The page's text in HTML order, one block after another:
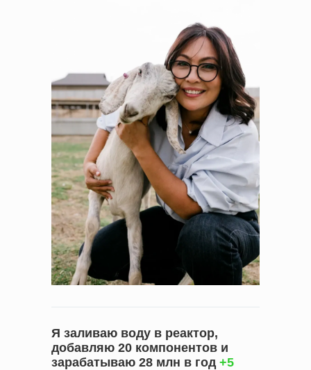
Я заливаю воду в реактор,
добавляю 20 компонентов и
зарабатываю 28 млн в год +5